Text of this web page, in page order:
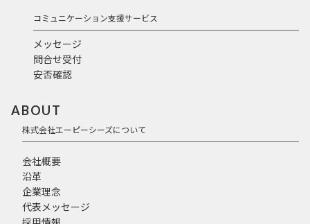
コミュニケーション支援サービス
メッセージ
問合せ受付
安否確認
ABOUT
株式会社エーピーシーズについて
会社概要
沿革
企業理念
代表メッセージ